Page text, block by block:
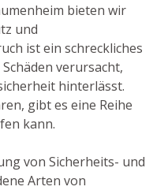
bieten wir
und
ist ein schreckliches
verursacht,
hinterlässt.
gibt es eine Reihe
kann.
von Sicherheits- und
Arten von